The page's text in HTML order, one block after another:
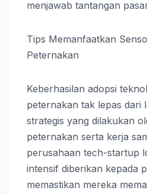
menjawab tantangan
Tips Memanfaatkan
Peternakan
Keberhasilan adopsi
peternakan tak lepas dari
strategis yang dilakukan
peternakan serta kerja
perusahaan tech-startup
intensif diberikan kepada
memastikan mereka